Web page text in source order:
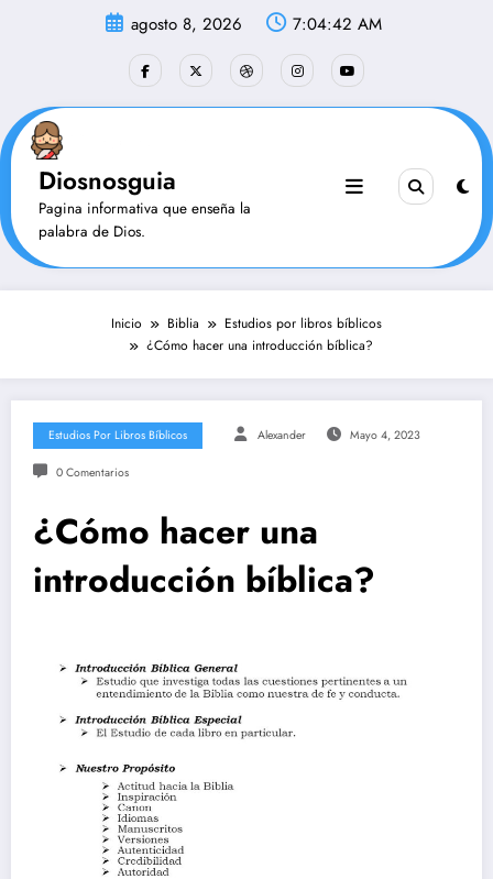
agosto 8, 2026 7:04:42 AM
Diosnosguia
Pagina informativa que enseña la
palabra de Dios.
Inicio Biblia
Estudios por libros bíblicos
¿Cómo hacer una introducción bíblica?
Estudios Por Libros Bíblicos Alexander Mayo 4, 2023
0 Comentarios
¿Cómo hacer una
introducción bíblica?